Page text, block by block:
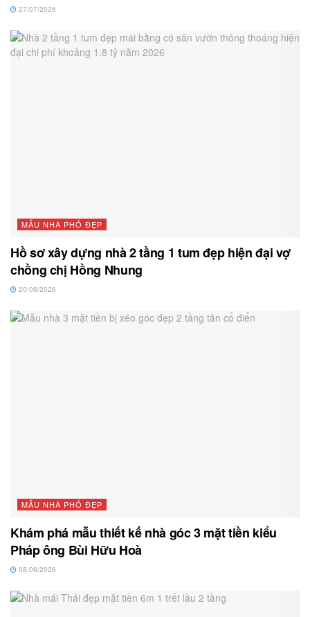
27/07/2026
MẪU NHÀ PHỐ ĐẸP
Hồ sơ xây dựng nhà 2 tầng 1 tum đẹp hiện đại vợ
chồng chị Hồng Nhung
20/06/2026
MẪU NHÀ PHỐ ĐẸP
Khám phá mẫu thiết kế nhà góc 3 mặt tiền kiểu
Pháp ông Bùi Hữu Hoà
08/06/2026